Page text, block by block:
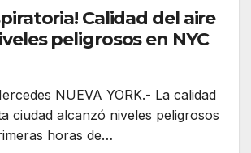
Calidad del aire
peligrosos en NYC
NUEVA YORK.- La calidad
ciudad alcanzó niveles peligrosos
horas de…